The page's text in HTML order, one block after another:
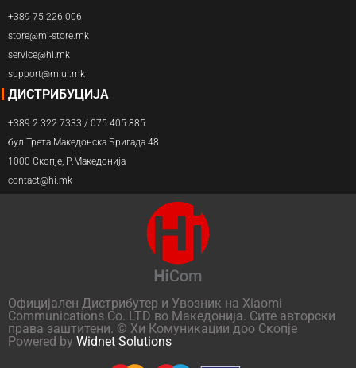
+389 75 226 006
store@mi-store.mk
service@hi.mk
support@miui.mk
ДИСТРИБУЦИЈА
+389 2 322 7333 / 075 405 885
бул.Трета Македонска Бригада 48
1000 Скопје, Р.Македонија
contact@hi.mk
Официјален Дистрибутер и Увозник на Xiaomi
Communications Co. LTD во Македонија. Сите авторски
права заштитени. © Хи Комуникации доо Скопје
Powered by Widnet Solutions